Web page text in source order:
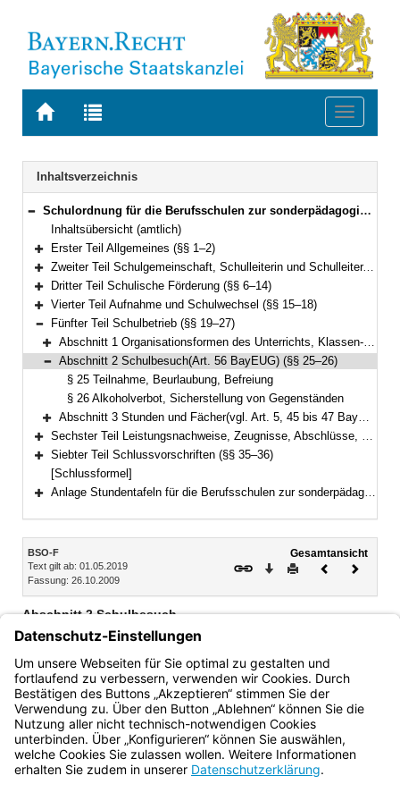
Zur
BAYERN.RECHT
Zur
letzten
Suche
Toggle
Navigation
Inhaltsverzeichnis
Bereich reduzieren
Schulordnung für die Berufsschulen zur sonderpädagogischen Förderung (Förderberufsschulordnung – BSO-F) Vom 26. Oktober 2009 (GVBl S. 580) BayRS 2233-2-2-K (§§ 1–36)
Inhaltsübersicht (amtlich)
Bereich erweitern
Erster Teil Allgemeines (§§ 1–2)
Bereich erweitern
Zweiter Teil Schulgemeinschaft, Schulleiterin und Schulleiter, Lehrkräfte, Schülerinnen und Schüler, Berufsschulbeirat (§§ 3–5)
Bereich erweitern
Dritter Teil Schulische Förderung (§§ 6–14)
Bereich erweitern
Vierter Teil Aufnahme und Schulwechsel (§§ 15–18)
Bereich reduzieren
Fünfter Teil Schulbetrieb (§§ 19–27)
Bereich erweitern
Abschnitt 1 Organisationsformen des Unterrichts, Klassen- und Gruppenbildung, Fächer, Fördermaßnahmen, Pflegekräfte(vgl. Art. 11, 19, 49 und 50 BayEUG) (§§ 19–24)
Bereich reduzieren
Abschnitt 2 Schulbesuch(Art. 56 BayEUG) (§§ 25–26)
§ 25 Teilnahme, Beurlaubung, Befreiung
§ 26 Alkoholverbot, Sicherstellung von Gegenständen
Bereich erweitern
Abschnitt 3 Stunden und Fächer(vgl. Art. 5, 45 bis 47 BayEUG) (§ 27)
Bereich erweitern
Sechster Teil Leistungsnachweise, Zeugnisse, Abschlüsse, Berufsschulpflicht(Art. 52, 54 und 55 BayEUG) (§§ 28–34)
Bereich erweitern
Siebter Teil Schlussvorschriften (§§ 35–36)
[Schlussformel]
Anlage Stundentafeln für die Berufsschulen zur sonderpädagogischen Förderung
Inhalt
BSO-F
Text gilt ab: 01.05.2019
Fassung: 26.10.2009
Gesamtansicht
Download
DruckenVorheriges
Abschnitt 2 Schulbesuch
(Art. 56 BayEUG)
§ 25 Teilnahme, Beurlaubung, Befreiung
§ 26 Alkoholverbot, Sicherstellung von Gegenständen
Bayern.de
BayernPortal